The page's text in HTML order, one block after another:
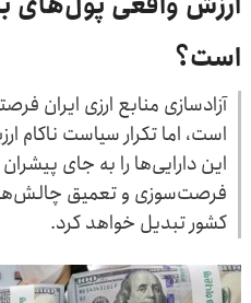
است؟
آزادسازی منابع ارزی ایران
است، اما تکرار سیاست ناکام
این دارایی‌ها را به جای
فرصت‌سوزی و تعمیق
کشور تبدیل خواهد کرد.